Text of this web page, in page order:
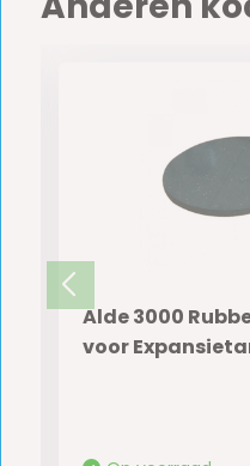
Alde 3000
voor